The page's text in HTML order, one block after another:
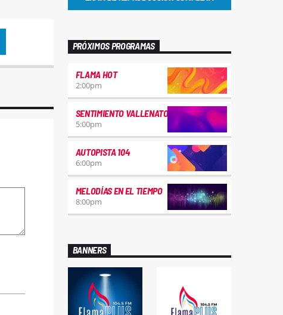
PRÓXIMOS PROGRAMAS
FLAMA HOT
2:00pm
SENTIMIENTO VALLENATO
5:00pm
AUTOPISTA 104
6:00pm
MELODÍAS EN EL TIEMPO
8:00pm
BANNERS